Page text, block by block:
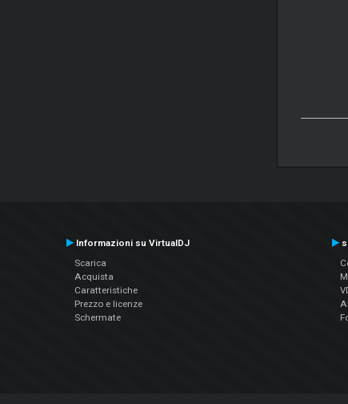
Informazioni su VirtualDJ
Scarica
Acquista
Caratteristiche
Prezzo e licenze
Schermate